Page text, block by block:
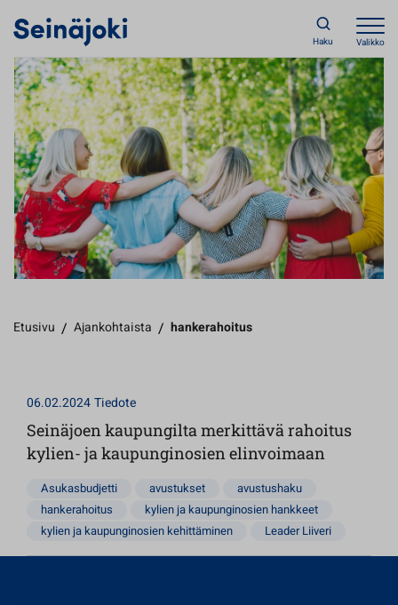
Haku Valikko
Etusivu / Ajankohtaista / hankerahoitus
06.02.2024Tiedote
Seinäjoen kaupungilta merkittävä rahoitus
kylien- ja kaupunginosien elinvoimaan
Asukasbudjetti avustukset
avustushaku
hankerahoitus
kylien ja kaupunginosien hankkeet
kylien ja kaupunginosien kehittäminen
Leader Liiveri